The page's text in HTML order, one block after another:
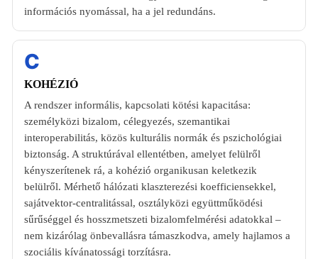
információs nyomással, ha a jel redundáns.
C
KOHÉZIÓ
A rendszer informális, kapcsolati kötési kapacitása:
személyközi bizalom, célegyezés, szemantikai
interoperabilitás, közös kulturális normák és pszichológiai
biztonság. A struktúrával ellentétben, amelyet felülről
kényszerítenek rá, a kohézió organikusan keletkezik
belülről. Mérhető hálózati klaszterezési koefficiensekkel,
sajátvektor-centralitással, osztályközi együttműködési
sűrűséggel és hosszmetszeti bizalomfelmérési adatokkal –
nem kizárólag önbevallásra támaszkodva, amely hajlamos a
szociális kívánatossági torzításra.